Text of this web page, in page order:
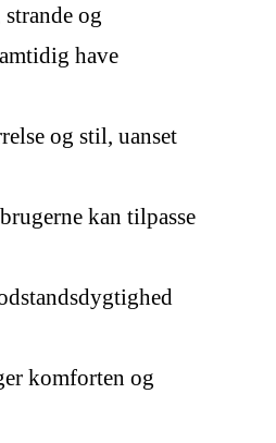
og
have
og stil, uanset
kan tilpasse
komforten og